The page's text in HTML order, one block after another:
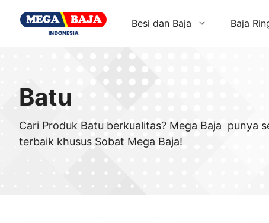
Besi dan Baja Baja
Batu
Cari Produk Batu berkualitas? Mega Baja punya
terbaik khusus Sobat Mega Baja!